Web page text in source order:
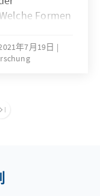
Formen
年7月19日